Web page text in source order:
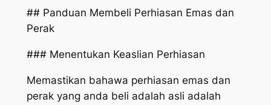
## Panduan Membeli Perhiasan Emas dan
Perak
### Menentukan Keaslian Perhiasan
Memastikan bahawa perhiasan emas dan
perak yang anda beli adalah asli adalah